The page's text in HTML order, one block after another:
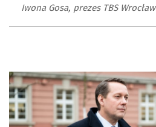
Iwona Gosa, prezes TBS Wrocław